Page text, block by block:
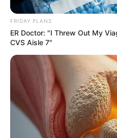
Arthrologist Begs To Stop
This Instead
FORGE BODY
FRIDAY PLANS
ER Doctor: "I Threw Out My
CVS Aisle 7"